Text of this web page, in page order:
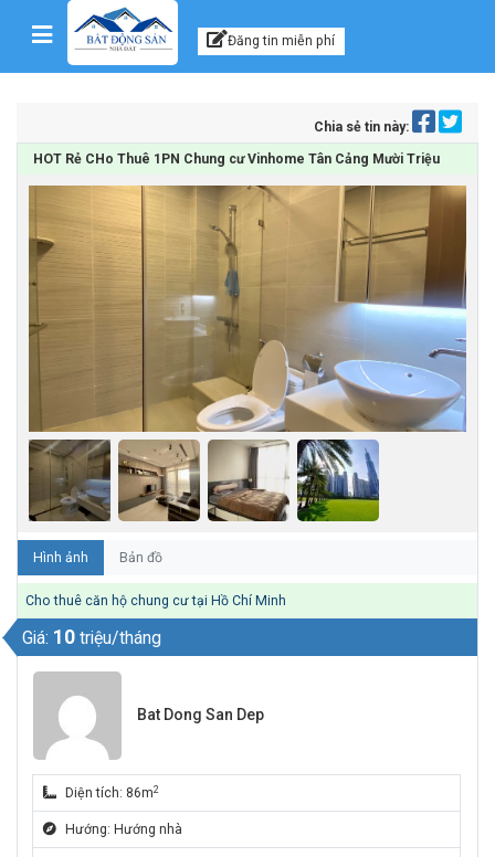
Skip to content Kênh thông tin, tư vấn
Đăng tin miễn phí
Chia sẻ tin này:
HOT Rẻ CHo Thuê 1PN Chung cư Vinhome Tân Cảng Mười Triệu
Hình ảnh Bản đồ
Cho thuê căn hộ chung cư tại Hồ Chí Minh
Giá: 10 triệu/tháng
Bat Dong San Dep
Diện tích: 86m2
Hướng: Hướng nhà